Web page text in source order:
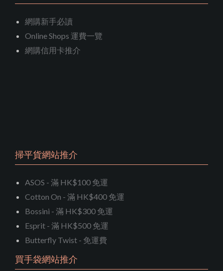
網購新手必讀
Online Shops 運費一覽
網購信用卡推介
掃平貨網站推介
ASOS - 滿 HK$100 免運
Cotton On - 滿 HK$400 免運
Bossini - 滿 HK$300 免運
Esprit - 滿 HK$500 免運
Butterfly Twist - 免運費
買手袋網站推介